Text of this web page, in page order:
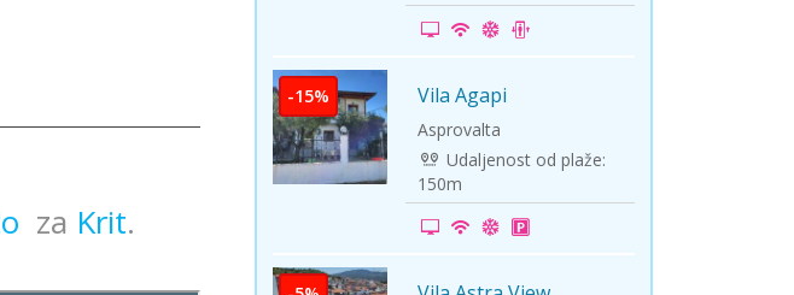
za Krit.
-15% Vila Agapi
Asprovalta
Udaljenost od plaže:
150m